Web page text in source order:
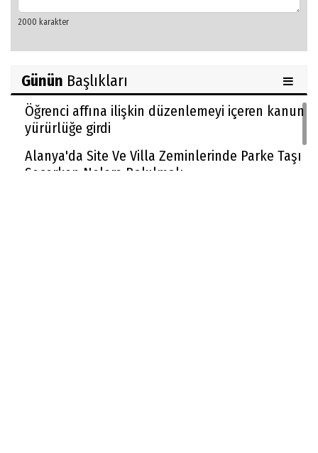
Günün Başlıkları
Öğrenci affına ilişkin düzenlemeyi içeren kanun
yürürlüğe girdi
Alanya'da Site Ve Villa Zeminlerinde Parke Taşı
Seçerken Nelere Bakılmalı